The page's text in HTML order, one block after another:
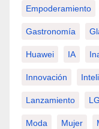
Empoderamiento
Gastronomía
Huawei IA
Innovación
Lanzamiento
Moda Mujer